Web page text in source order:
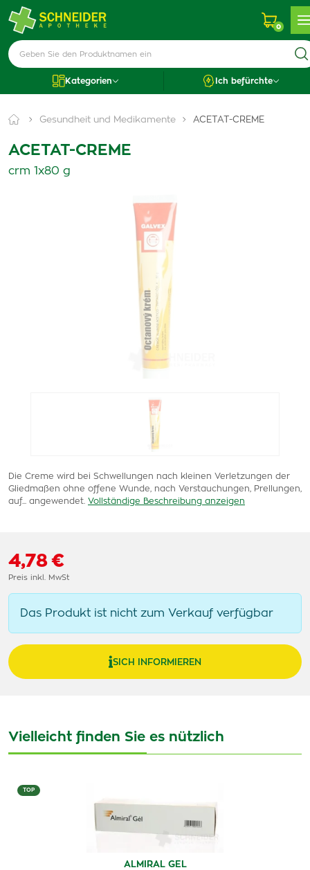
0
Kategorien Ich befürchte
Gesundheit und Medikamente ACETAT-CREME
ACETAT-CREME
crm 1x80 g
Die Creme wird bei Schwellungen nach kleinen Verletzungen der
Gliedmaßen ohne offene Wunde, nach Verstauchungen, Prellungen,
auf... angewendet. Vollständige Beschreibung anzeigen
4,78 €
Preis inkl. MwSt
Das Produkt ist nicht zum Verkauf verfügbar
SICH INFORMIEREN
Vielleicht finden Sie es nützlich
TOP
ALMIRAL GEL